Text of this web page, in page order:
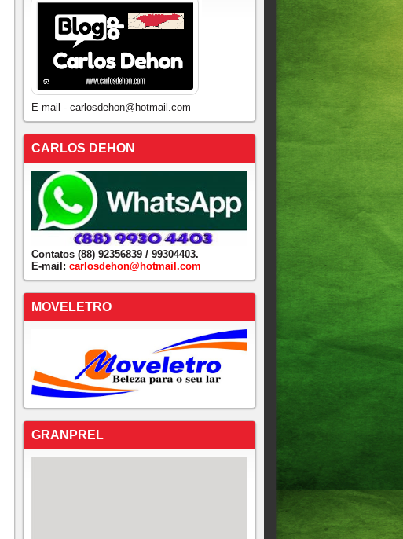
E-mail - carlosdehon@hotmail.com
CARLOS DEHON
Contatos (88) 92356839 / 99304403.
E-mail: carlosdehon@hotmail.com
MOVELETRO
GRANPREL